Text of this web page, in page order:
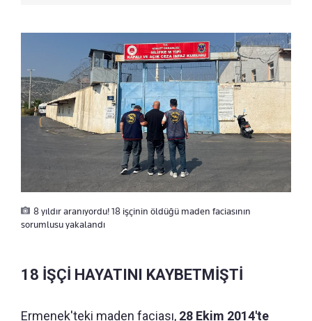
8 yıldır aranıyordu! 18 işçinin öldüğü maden faciasının
sorumlusu yakalandı
18 İŞÇİ HAYATINI KAYBETMİŞTİ
Ermenek'teki maden faciası, 28 Ekim 2014'te